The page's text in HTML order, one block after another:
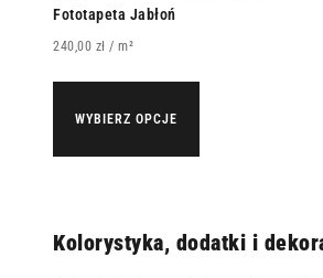
Fototapeta Jabłoń
240,00 zł / m²
WYBIERZ OPCJE
Kolorystyka, dodatki i